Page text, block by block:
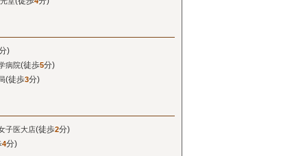
)
病院(徒歩5分)
(徒歩3分)
子医大店(徒歩2分)
4分)